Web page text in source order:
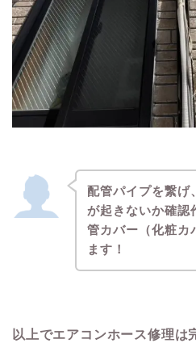
配管パイプを繋げ
が起きないか確認
管カバー（化粧カ
ます！
以上でエアコンホース修理は